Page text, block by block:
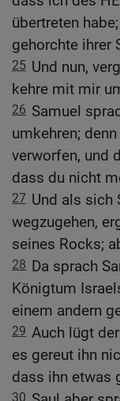
übertreten
gehorchte ihrer
25 Und nun,
kehre mit mir
26 Samuel
umkehren;
verworfen, und
dass du nicht
27 Und als sich
wegzugehen,
seines Rocks;
28 Da sprach
Königtum
einem andern
29 Auch lügt
es gereut ihn
dass ihn etwas
30